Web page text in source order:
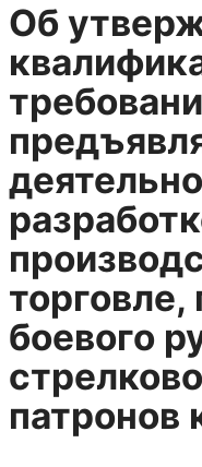
Об
боевого
патронов